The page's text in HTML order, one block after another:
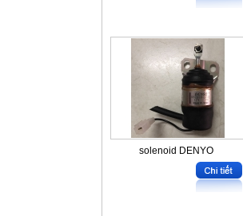
solenoid DENYO